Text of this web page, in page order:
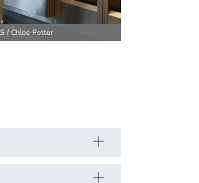
/ Chloe Potter